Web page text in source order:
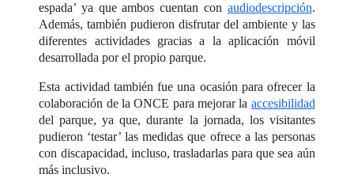
espada’ ya que ambos cuentan con audiodescripción.
Además, también pudieron disfrutar del ambiente y las
diferentes actividades gracias a la aplicación móvil
desarrollada por el propio parque.
Esta actividad también fue una ocasión para ofrecer la
colaboración de la ONCE para mejorar la accesibilidad
del parque, ya que, durante la jornada, los visitantes
pudieron ‘testar’ las medidas que ofrece a las personas
con discapacidad, incluso, trasladarlas para que sea aún
más inclusivo.